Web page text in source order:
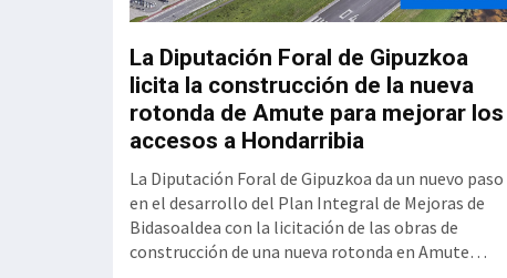
La Diputación Foral de Gipuzkoa
licita la construcción de la nueva
rotonda de Amute para mejorar los
accesos a Hondarribia
La Diputación Foral de Gipuzkoa da un nuevo paso
en el desarrollo del Plan Integral de Mejoras de
Bidasoaldea con la licitación de las obras de
construcción de una nueva rotonda en Amute